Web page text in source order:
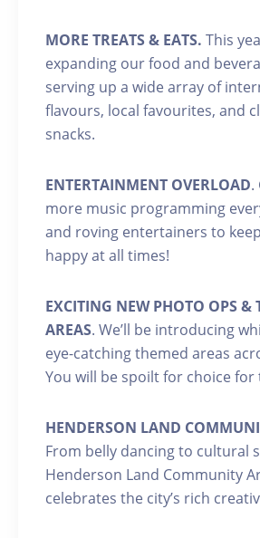
MORE TREATS & EATS. This
expanding our food and
serving up a wide array of
flavours, local favourites, and
snacks.
ENTERTAINMENT OVERLOAD.
more music programming
and roving entertainers to
happy at all times!
EXCITING NEW PHOTO OPS &
AREAS. We’ll be introducing
eye-catching themed areas
You will be spoilt for choice
HENDERSON LAND
From belly dancing to cultural
Henderson Land Community
celebrates the city’s rich